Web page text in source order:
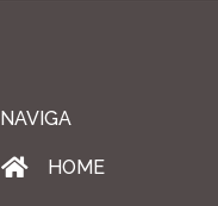
NAVIGA
HOME